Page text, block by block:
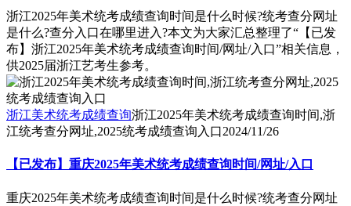
浙江2025年美术统考成绩查询时间是什么时候?统考查分网址
是什么?查分入口在哪里进入?本文为大家汇总整理了“【已发
布】浙江2025年美术统考成绩查询时间/网址/入口”相关信息，
供2025届浙江艺考生参考。
浙江美术统考成绩查询浙江2025年美术统考成绩查询时间,浙
江统考查分网址,2025统考成绩查询入口2024/11/26
【已发布】重庆2025年美术统考成绩查询时间/网址/入口
重庆2025年美术统考成绩查询时间是什么时候?统考查分网址